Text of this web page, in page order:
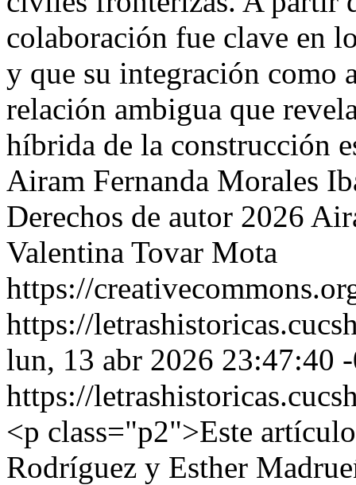
colaboración fue clave en
y que su integración como
relación ambigua que
híbrida de la construcción
Airam Fernanda Morales
Derechos de autor 2026
Valentina Tovar Mota
https://
https://
lun, 13 abr 2026 23:47:40
https://
<p class="p2">Este
Rodríguez y Esther